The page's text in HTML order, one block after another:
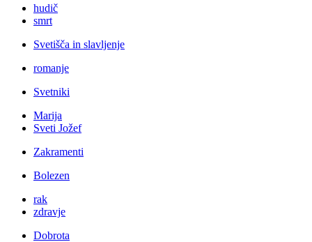
hudič
smrt
Svetišča in slavljenje
romanje
Svetniki
Marija
Sveti Jožef
Zakramenti
Bolezen
rak
zdravje
Dobrota